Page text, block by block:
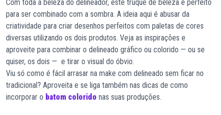
Com toda a beleza do delineador, este truque de beleza é perfeito
para ser combinado com a sombra. A ideia aqui é abusar da
criatividade para criar desenhos perfeitos com paletas de cores
diversas utilizando os dois produtos. Veja as inspirações e
aproveite para combinar o delineado gráfico ou colorido — ou se
quiser, os dois — e tirar o visual do óbvio.
Viu só como é fácil arrasar na make com delineado sem ficar no
tradicional? Aproveita e se liga também nas dicas de como
incorporar o batom colorido nas suas produções.